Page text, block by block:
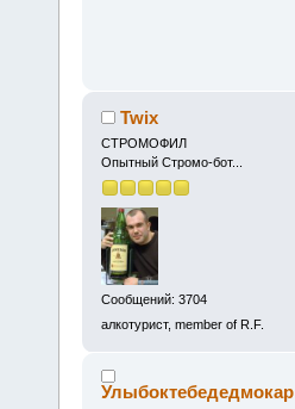
Twix
СТРОМОФИЛ
Опытный Стромо-бот...
Сообщений: 3704
алкотурист, member of R.F.
Улыбоктебедедмокар